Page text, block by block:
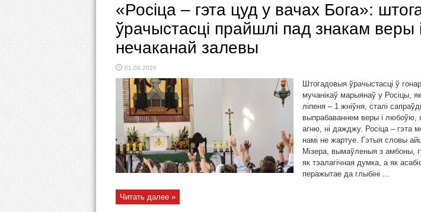
«Росіца – гэта цуд у вачах Бога»:
ўрачыстасці прайшлі пад знакам веры
нечаканай залевы
01.08.2026
Штогадовыя ўрачыстасці ў
мучанікаў марыянаў у Росіцы,
ліпеня – 1 жніўня, сталі
выпрабаваннем веры і любоўю,
агню, ні дажджу. Росіца – гэта
намі не жартуе. Гэтыя словы
Мізера, вымаўленыя з амбоны,
як тэалагічная думка, а як
перажытае да глыбіні ...
Читать далее »